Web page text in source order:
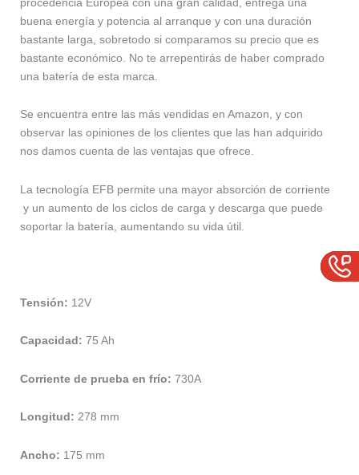
buena energía y potencia al arranque y con una duración
bastante larga, sobretodo si comparamos su precio que es
bastante económico. No te arrepentirás de haber comprado
una batería de esta marca.
Se encuentra entre las más vendidas en Amazon, y con
observar las opiniones de los clientes que las han adquirido
nos damos cuenta de las ventajas que ofrece.
La tecnología EFB permite una mayor absorción de corriente
y un aumento de los ciclos de carga y descarga que puede
soportar la batería, aumentando su vida útil.
Tensión: 12V
Capacidad: 75 Ah
Corriente de prueba en frío: 730A
Longitud: 278 mm
Ancho: 175 mm